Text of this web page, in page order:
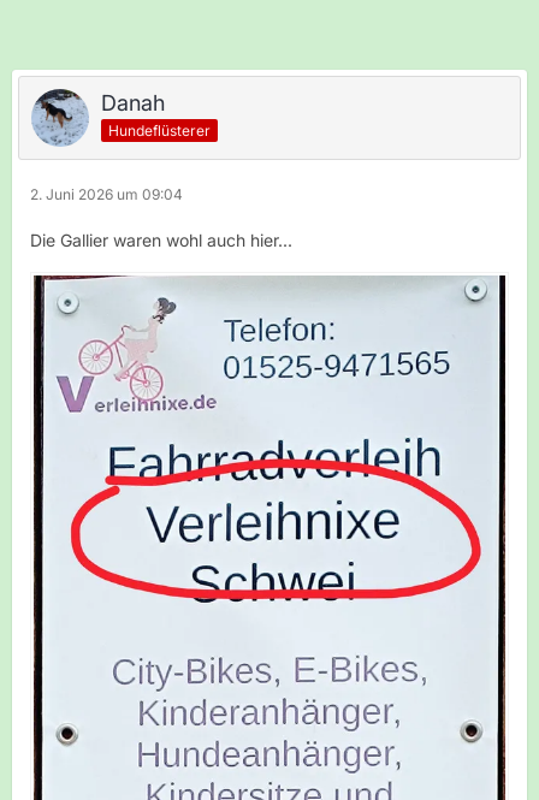
Danah
Hundeflüsterer
2. Juni 2026 um 09:04
Die Gallier waren wohl auch hier...